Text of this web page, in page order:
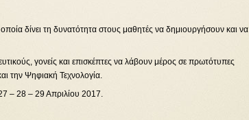
δίνει τη δυνατότητα στους μαθητές να δημιουργήσουν και να
γονείς και επισκέπτες να λάβουν μέρος σε πρωτότυπες
την Ψηφιακή Τεχνολογία.
– 28 – 29 Απριλίου 2017.